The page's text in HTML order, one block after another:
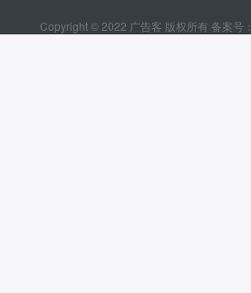
Copyright © 2022 广告客 版权所有 备案号：